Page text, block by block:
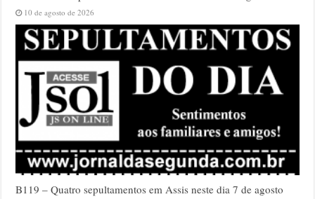
10 de agosto de 2026
B119 – Quatro sepultamentos em Assis neste dia 7 de agosto